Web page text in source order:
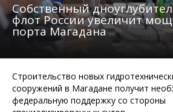
Собственный
флот России увеличит
порта Магадана
Строительство новых
сооружений в Магадане получит
федеральную поддержку со стороны